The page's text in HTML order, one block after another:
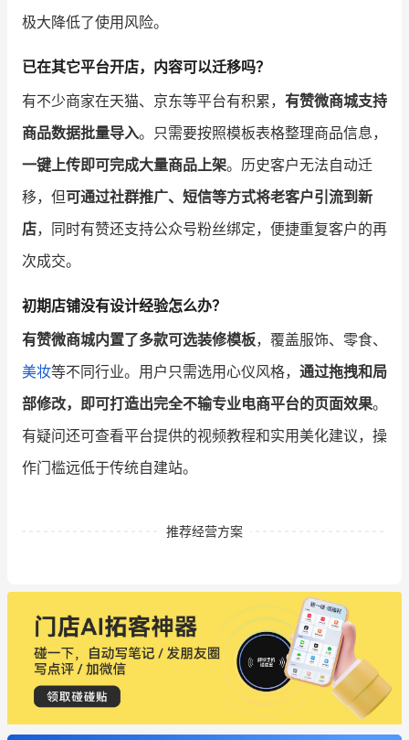
极大降低了使用风险。
已在其它平台开店，内容可以迁移吗？
有不少商家在天猫、京东等平台有积累， 有赞微商城支持
商品数据批量导入。只需要按照模板表格整理商品信息，
一键上传即可完成大量商品上架。历史客户无法自动迁
移，但可通过社群推广、短信等方式将老客户引流到新
店，同时有赞还支持公众号粉丝绑定，便捷重复客户的再
次成交。
初期店铺没有设计经验怎么办？
有赞微商城内置了多款可选装修模板，覆盖服饰、零食、
美妆等不同行业。用户只需选用心仪风格， 通过拖拽和局
部修改，即可打造出完全不输专业电商平台的页面效果。
有疑问还可查看平台提供的视频教程和实用美化建议，操
作门槛远低于传统自建站。
推荐经营方案